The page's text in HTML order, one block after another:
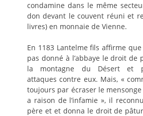
condamine dans le même
don devant le couvent réuni et
livres) en monnaie de Vienne.
En 1183 Lantelme fils affirme que
pas donné à l’abbaye le droit de
la montagne du Désert et
attaques contre eux. Mais, «
toujours par écraser le
a raison de l’infamie », il
père et et donna le droit de